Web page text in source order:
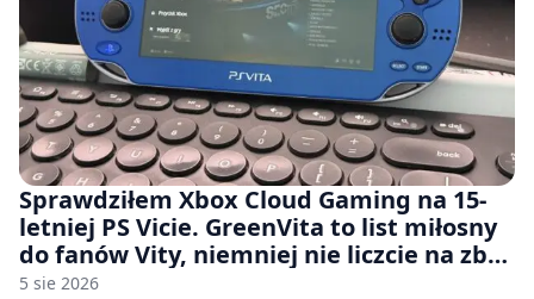
Sprawdziłem Xbox Cloud Gaming na 15-
letniej PS Vicie. GreenVita to list miłosny
do fanów Vity, niemniej nie liczcie na zbyt
wiele [FELIETON]
5 sie 2026